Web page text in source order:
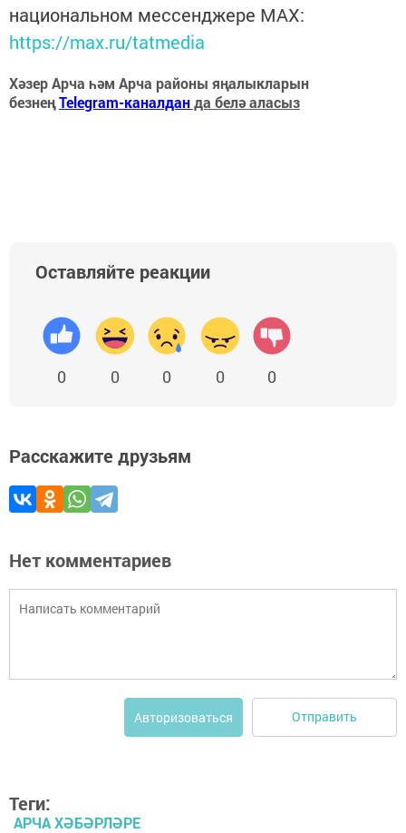
национальном мессенджере MАХ:
https://max.ru/tatmedia
Хәзер Арча һәм Арча районы яңалыкларын
безнеңTelegram-каналданда белә аласыз
Оставляйте реакции
0 0 0 0 0
Расскажите друзьям
Нет комментариев
Авторизоваться Отправить
Теги:
АРЧА ХӘБӘРЛӘРЕ